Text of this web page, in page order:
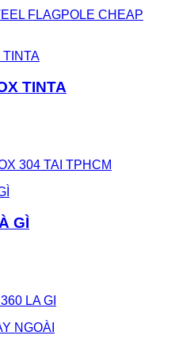
FLAGPOLE CHEAP
TINTA
304 TAI TPHCM
GÌ
LA GI